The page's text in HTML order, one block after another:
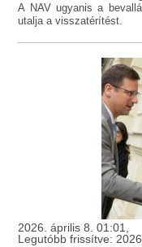
A NAV ugyanis a
utalja a visszatérítést.
2026. április 8. 01:01,
Legutóbb frissítve: